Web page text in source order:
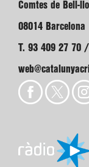
Comtes de Bell-
08014 Barcelona
T. 93 409 27 70